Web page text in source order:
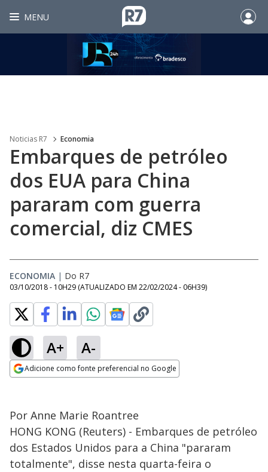
MENU
Noticias R7 Economia
Embarques de petróleo
dos EUA para China
pararam com guerra
comercial, diz CMES
ECONOMIA | Do R7
03/10/2018 - 10H29 (ATUALIZADO EM 22/02/2024 - 06H39)
A+ A-
Adicione como fonte preferencial no Google
Por Anne Marie Roantree
HONG KONG (Reuters) - Embarques de petróleo
dos Estados Unidos para a China "pararam
totalmente", disse nesta quarta-feira o